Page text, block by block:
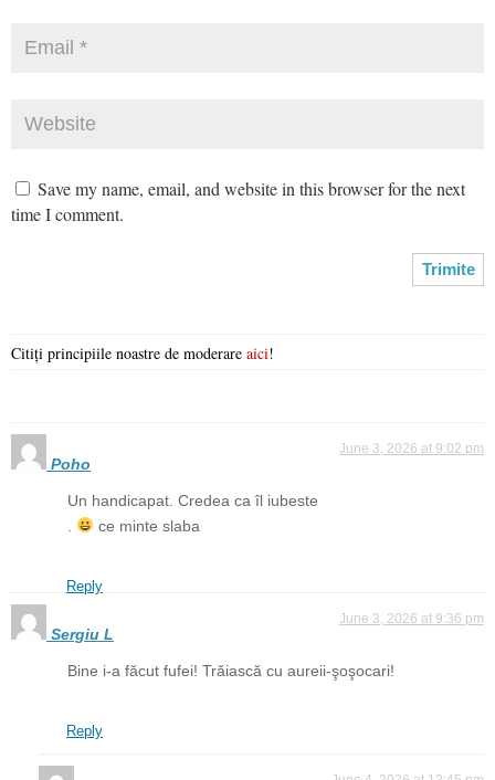
Save my name, email, and website in this browser for the next
time I comment.
Citiți principiile noastre de moderare aici!
Poho
June 3, 2026 at 9:02 pm
Un handicapat. Credea ca îl iubeste
ce minte slaba
Reply
Sergiu L
June 3, 2026 at 9:36 pm
Bine i-a făcut fufei! Trăiască cu aureii-şoşocari!
Reply